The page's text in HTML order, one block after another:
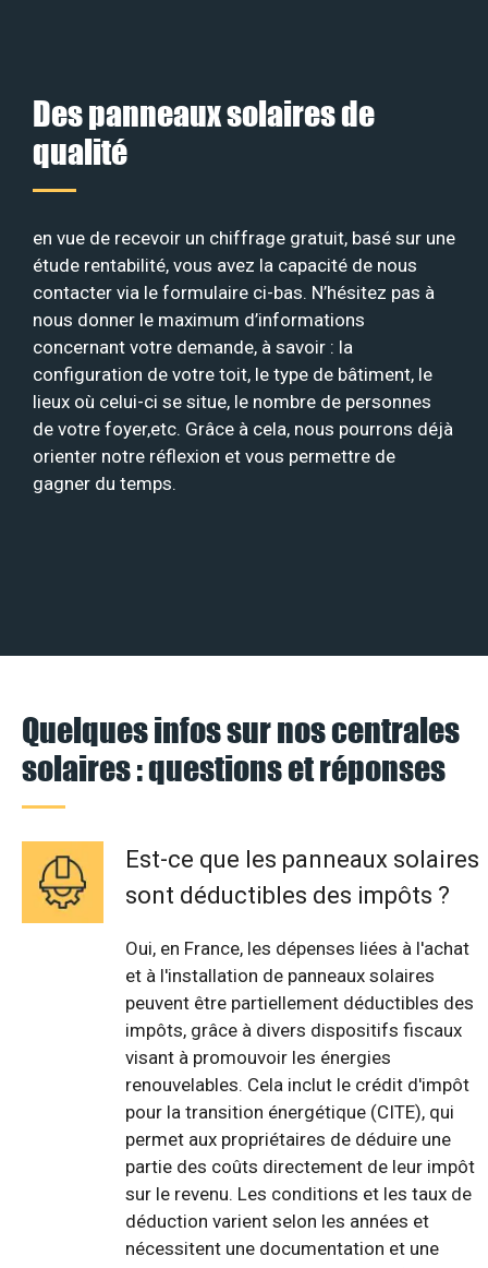
Des panneaux solaires de
qualité
en vue de recevoir un chiffrage gratuit, basé sur une
étude rentabilité, vous avez la capacité de nous
contacter via le formulaire ci-bas. N’hésitez pas à
nous donner le maximum d’informations
concernant votre demande, à savoir : la
configuration de votre toit, le type de bâtiment, le
lieux où celui-ci se situe, le nombre de personnes
de votre foyer,etc. Grâce à cela, nous pourrons déjà
orienter notre réflexion et vous permettre de
gagner du temps.
Quelques infos sur nos centrales
solaires : questions et réponses
Est-ce que les panneaux solaires
sont déductibles des impôts ?
Oui, en France, les dépenses liées à l'achat
et à l'installation de panneaux solaires
peuvent être partiellement déductibles des
impôts, grâce à divers dispositifs fiscaux
visant à promouvoir les énergies
renouvelables. Cela inclut le crédit d'impôt
pour la transition énergétique (CITE), qui
permet aux propriétaires de déduire une
partie des coûts directement de leur impôt
sur le revenu. Les conditions et les taux de
déduction varient selon les années et
nécessitent une documentation et une